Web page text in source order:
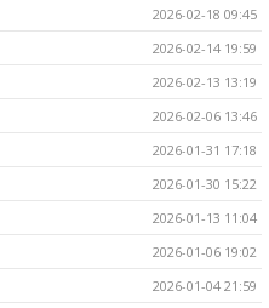
2026-02-18 09:45
2026-02-14 19:59
2026-02-13 13:19
2026-02-06 13:46
2026-01-31 17:18
2026-01-30 15:22
2026-01-13 11:04
2026-01-06 19:02
2026-01-04 21:59